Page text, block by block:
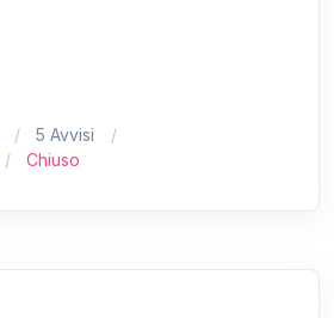
5 Avvisi
Chiuso